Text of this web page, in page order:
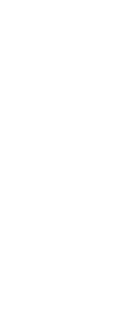
kepentingan fleksibel
pasif